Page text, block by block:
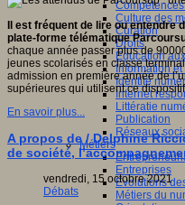
Culture des
Curation
Droits
Education
Information
Identité
Internet
Littératie
Publication
Réseaux
Métiers
Entreprises
Evolutions
Métiers du
Il est fréquent de lire ou
plate-forme télématique
chaque année passer plus de
jeunes scolarisés en classe
admission en première année de
supérieures qui utilisent ce
En savoir plus...
A propos de / Delphine
de société,
vendredi, 15 octobre 2021
Débats